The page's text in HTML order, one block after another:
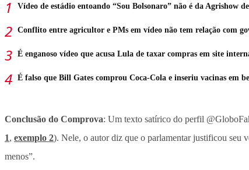
Vídeo de estádio entoando “Sou Bolsonaro” não é da Agrishow
Conflito entre agricultor e PMs em vídeo não tem relação com
É enganoso vídeo que acusa Lula de taxar compras em site
É falso que Bill Gates comprou Coca-Cola e inseriu vacinas em
Conclusão do Comprova: Um texto satírico do perfil
1, exemplo 2). Nele, o autor diz que o parlamentar justificou seu
menos”.